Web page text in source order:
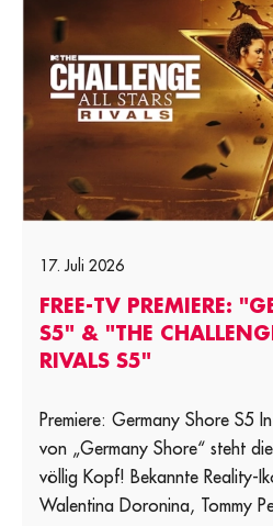
17. Juli 2026
FREE-TV PREMIERE:
S5" & "THE
RIVALS S5"
Premiere: Germany Shore S5
von „Germany Shore“ steht
völlig Kopf! Bekannte Reality-
Walentina Doronina, Tommy